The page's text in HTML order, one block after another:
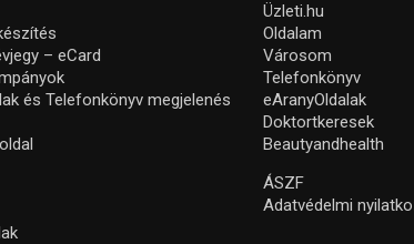
– eCard
és Telefonkönyv megjelenés
Üzleti.hu
Oldalam
Városom
Telefonkönyv
eAranyOldalak
Doktortkeresek
Beautyandhealth
ÁSZF
Adatvédelmi